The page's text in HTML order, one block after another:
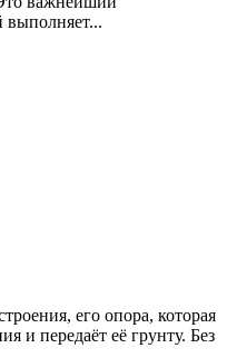
выполняет...
его опора, которая
и передаёт её грунту. Без